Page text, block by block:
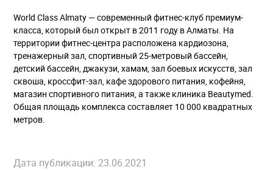
World Class Almaty — современный фитнес-клуб премиум-
класса, который был открыт в 2011 году в Алматы. На
территории фитнес-центра расположена кардиозона,
тренажерный зал, спортивный 25-метровый бассейн,
детский бассейн, джакузи, хамам, зал боевых искусств, зал
сквоша, кроссфит-зал, кафе здорового питания, кофейня,
магазин спортивного питания, а также клиника Beautymed.
Общая площадь комплекса составляет 10 000 квадратных
метров.
Дата публикации: 23.06.2021